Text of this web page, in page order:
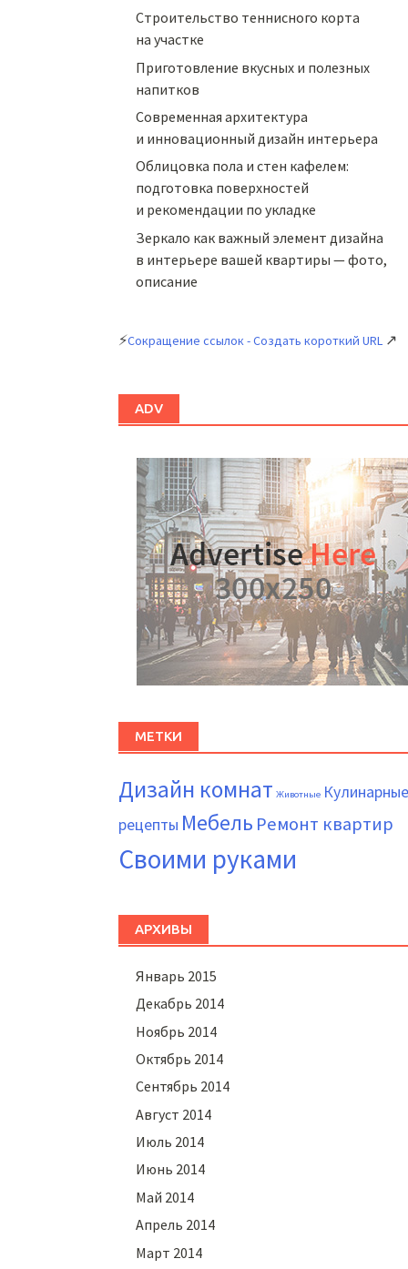
Строительство теннисного корта
на участке
Приготовление вкусных и полезных
напитков
Cовременная архитектура
и инновационный дизайн интерьера
Облицовка пола и стен кафелем:
подготовка поверхностей
и рекомендации по укладке
Зеркало как важный элемент дизайна
в интерьере вашей квартиры — фото,
описание
⚡Сокращение ссылок - Создать короткий URL ↗
ADV
МЕТКИ
Дизайн комнат Животные Кулинарные
рецепты Мебель Ремонт квартир
Своими руками
АРХИВЫ
Январь 2015
Декабрь 2014
Ноябрь 2014
Октябрь 2014
Сентябрь 2014
Август 2014
Июль 2014
Июнь 2014
Май 2014
Апрель 2014
Март 2014